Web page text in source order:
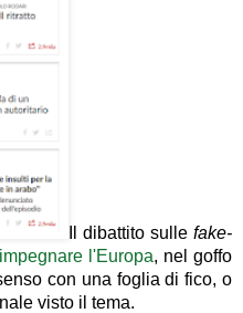
Il dibattito sulle fake-
l'Europa, nel goffo
con una foglia di fico, o
visto il tema.